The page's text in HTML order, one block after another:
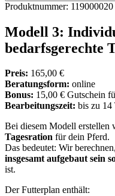
Produktnummer: 119000020
Modell 3:
bedarfsgerechte
Preis: 165,00 €
Beratungsform: online
Bonus: 15,00 € Gutschein
Bearbeitungszeit: bis zu 14
Bei diesem Modell erstellen
Tagesration für dein Pferd.
Das bedeutet: Wir berechnen,
insgesamt aufgebaut sein
ist.
Der Futterplan enthält: